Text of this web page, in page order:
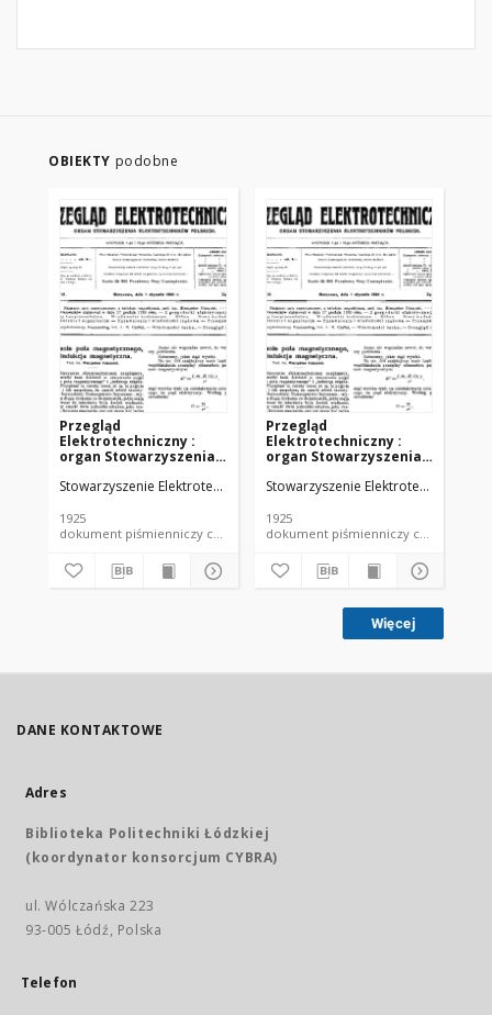
OBIEKTY podobne
Przegląd
Elektrotechniczny :
organ Stowarzyszenia
Polskich R. VII z. 22
Stowarzyszenie Elektrotechników Polskich.
1925
dokument piśmienniczy czasopismo
Przegląd
Elektrotechniczny :
organ Stowarzyszenia
Polskich R. VII z. 23
Stowarzyszenie Elektrotechników
1925
dokument piśmienniczy czasopismo
Więcej
DANE KONTAKTOWE
Adres
Biblioteka Politechniki Łódzkiej
(koordynator konsorcjum CYBRA)
ul. Wólczańska 223
93-005 Łódź, Polska
Telefon